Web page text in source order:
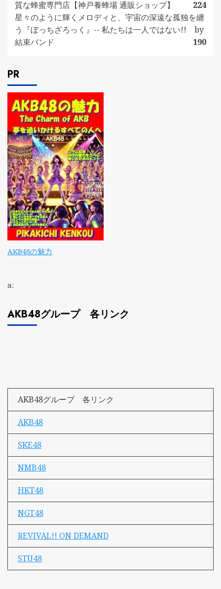
質な蜂蜜専門店【神戸養蜂場 通販ショップ】
224
星々のように輝くメロディと、宇宙の深遠な孤独を纏
う『ぼっちざろっく』-- 私たちは一人ではない!! by
結束バンド
190
PR
AKB48の魅力
a:
AKB48グループ 各リンク
AKB48グループ 各リンク
AKB48
SKE48
NMB48
HKT48
NGT48
REVIVAL!! ON DEMAND
STU48